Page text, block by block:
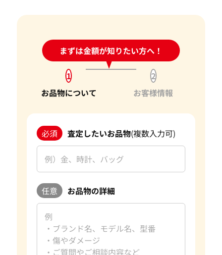
まずは金額が知りたい方へ！
24時間受付中!問い合わせフォーム
1
お品物について
2
お客様情報
必須 査定したいお品物(複数入力可)
任意 お品物の詳細